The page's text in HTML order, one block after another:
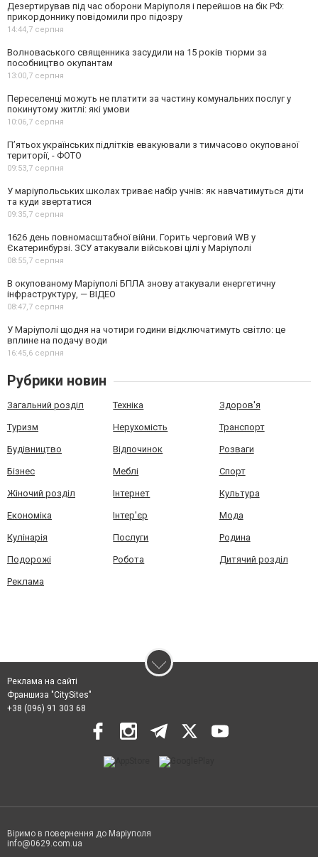
Дезертирував під час оборони Маріуполя і перейшов на бік РФ:
прикордоннику повідомили про підозру
14:44,7 серпня
Волноваського священника засудили на 15 років тюрми за
пособництво окупантам
13:00,7 серпня
Переселенці можуть не платити за частину комунальних послуг у
покинутому житлі: які умови
10:06,7 серпня
П’ятьох українських підлітків евакуювали з тимчасово окупованої
території, - ФОТО
09:53,7 серпня
У маріупольських школах триває набір учнів: як навчатимуться діти
та куди звертатися
09:35,7 серпня
1626 день повномасштабної війни. Горить черговий WB у
Єкатеринбурзі. ЗСУ атакували військові цілі у Маріуполі
08:55,7 серпня
В окупованому Маріуполі БПЛА знову атакували енергетичну
інфраструктуру, — ВІДЕО
08:47,7 серпня
У Маріуполі щодня на чотири години відключатимуть світло: це
вплине на подачу води
16:45,6 серпня
Рубрики новин
Загальний розділ Техніка Здоров'я
Туризм Нерухомість Транспорт
Будівництво Відпочинок Розваги
Бізнес Меблі Спорт
Жіночий розділ Інтернет Культура
Економіка Інтер'єр Мода
Кулінарія Послуги Родина
Подорожі Робота Дитячий розділ
Реклама
Реклама на сайті
Франшиза "CitySites"
+38 (096) 91 303 68
Віримо в повернення до Маріуполя
info@0629.com.ua